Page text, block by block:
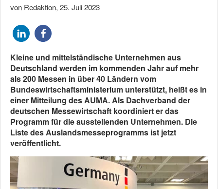
von Redaktion, 25. Juli 2023
Kleine und mittelständische Unternehmen aus
Deutschland werden im kommenden Jahr auf mehr
als 200 Messen in über 40 Ländern vom
Bundeswirtschaftsministerium unterstützt, heißt es in
einer Mitteilung des AUMA. Als Dachverband der
deutschen Messewirtschaft koordiniert er das
Programm für die ausstellenden Unternehmen. Die
Liste des Auslandsmesseprogramms ist jetzt
veröffentlicht.